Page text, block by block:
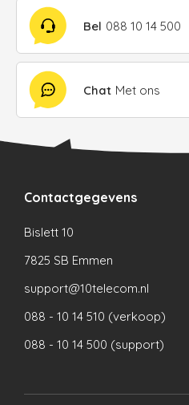
Bel 088 10 14 500
Chat Met ons
Contactgegevens
Bislett 10
7825 SB Emmen
support@10telecom.nl
088 - 10 14 510 (verkoop)
088 - 10 14 500 (support)